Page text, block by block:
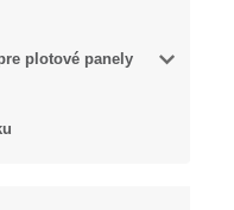
plotové panely